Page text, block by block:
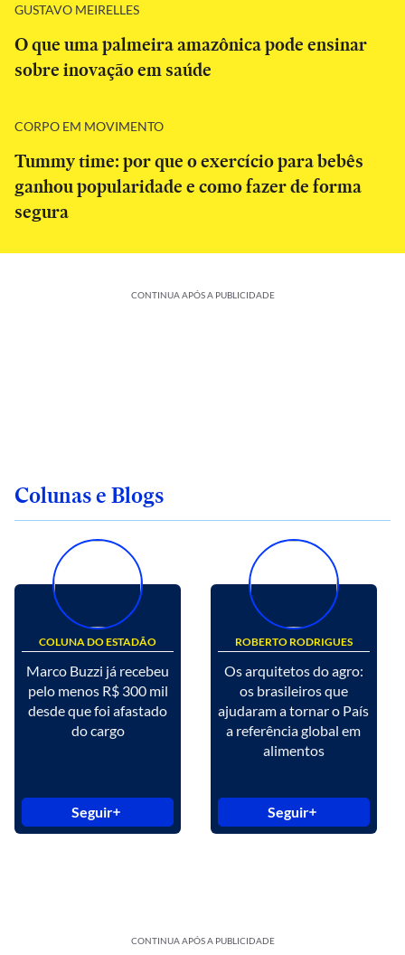
GUSTAVO MEIRELLES
O que uma palmeira amazônica pode ensinar
sobre inovação em saúde
CORPO EM MOVIMENTO
Tummy time: por que o exercício para bebês
ganhou popularidade e como fazer de forma
segura
CONTINUA APÓS A PUBLICIDADE
Colunas e Blogs
COLUNA DO ESTADÃO
Marco Buzzi já recebeu
pelo menos R$ 300 mil
desde que foi afastado
do cargo
Seguir
ROBERTO RODRIGUES
Os arquitetos do agro:
os brasileiros que
ajudaram a tornar o País
a referência global em
alimentos
Seguir
CONTINUA APÓS A PUBLICIDADE